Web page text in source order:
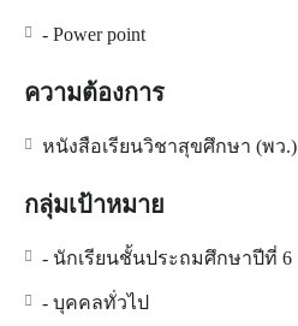
- Power point
ความต้องการ
หนังสือเรียนวิชาสุขศึกษา (พว.)
กลุ่มเป้าหมาย
- นักเรียนชั้นประถมศึกษาปีที่ 6
- บุคคลทั่วไป